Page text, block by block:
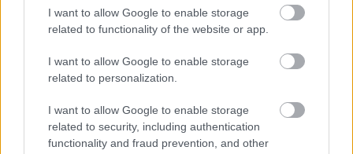
I want to allow Google to enable storage
related to functionality of the website or app.
I want to allow Google to enable storage
related to personalization.
I want to allow Google to enable storage
related to security, including authentication
functionality and fraud prevention, and other
Gyárleállításokkal és átszervezett termeléssel
tehermentesíti a villamosenergia-rendszert a
STRABAG